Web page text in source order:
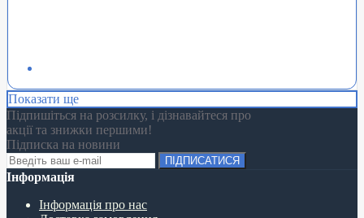
Показати ще
Підпишіться на розсилку, і дізнавайтеся про
акції та знижки першими!
Підписка на новини
ПІДПИСАТИСЯ
Інформація
Інформація про нас